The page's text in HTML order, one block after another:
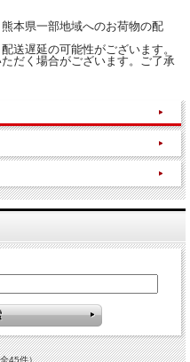
本県一部地域へのお荷物の配
送遅延の可能性がございます。
だく場合がございます。ご了承
45件）